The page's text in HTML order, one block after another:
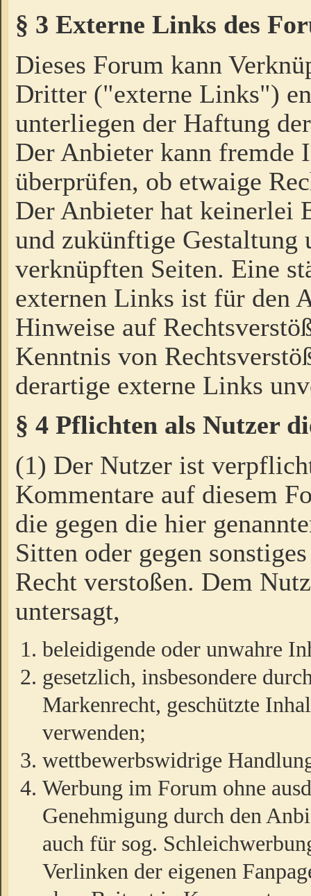
§ 3 Externe Links des
Dieses Forum kann
Dritter ("externe Links")
unterliegen der Haftung
Der Anbieter kann fremde
überprüfen, ob etwaige
Der Anbieter hat keinerlei
und zukünftige Gestaltung
verknüpften Seiten. Eine
externen Links ist für den
Hinweise auf
Kenntnis von
derartige externe Links
§ 4 Pflichten als Nutzer
(1) Der Nutzer ist
Kommentare auf diesem
die gegen die hier
Sitten oder gegen
Recht verstoßen. Dem
untersagt,
beleidigende oder unwahre
gesetzlich, insbesondere
Markenrecht, geschützte
verwenden;
wettbewerbswidrige
Werbung im Forum ohne
Genehmigung durch den
auch für sog.
Verlinken der eigenen